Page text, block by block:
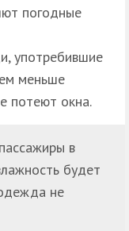
погодные
употребившие
меньше
потеют окна.
в
будет
не